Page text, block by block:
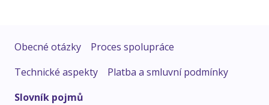
Obecné otázky
Proces spolupráce
Technické aspekty
Platba a smluvní podmínky
Slovník pojmů